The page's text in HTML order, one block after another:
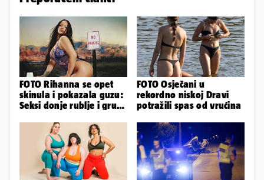
FOTO Rihanna se opet
skinula i pokazala guzu:
Seksi donje rublje i grudi
FOTO Osječani u
rekordno niskoj Dravi
potražili spas od vrućina